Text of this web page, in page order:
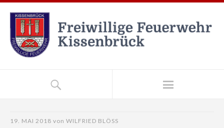
19. MAI 2018 von WILFRIED BLÖSS